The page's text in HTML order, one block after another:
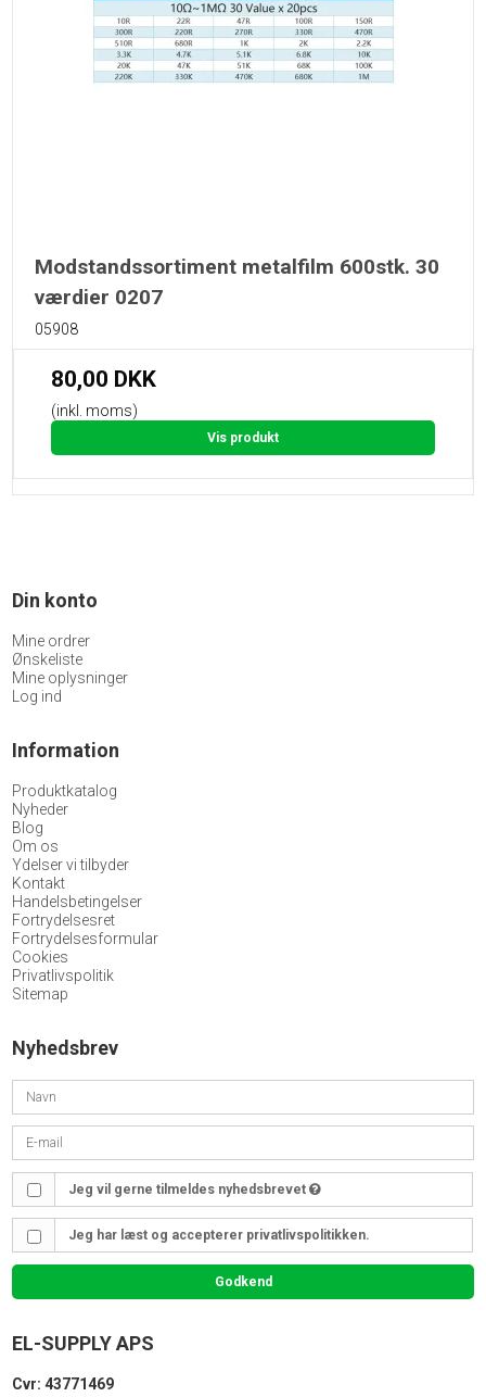
Modstandssortiment metalfilm 600stk. 30
værdier 0207
05908
80,00 DKK
(inkl. moms)
Vis produkt
Din konto
Mine ordrer
Ønskeliste
Mine oplysninger
Log ind
Information
Produktkatalog
Nyheder
Blog
Om os
Ydelser vi tilbyder
Kontakt
Handelsbetingelser
Fortrydelsesret
Fortrydelsesformular
Cookies
Privatlivspolitik
Sitemap
Nyhedsbrev
Jeg vil gerne tilmeldes nyhedsbrevet
Jeg har læst og accepterer privatlivspolitikken.
Godkend
EL-SUPPLY APS
Cvr: 43771469